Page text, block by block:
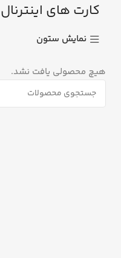
کارت های اینترنال PCI
نمایش ستون
هیچ محصولی یافت نشد.